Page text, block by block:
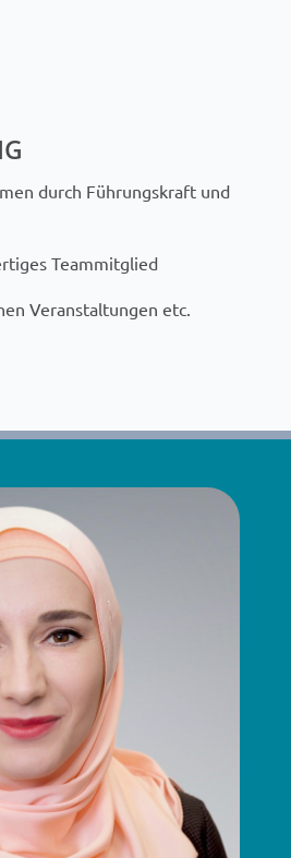
durch Führungskraft und
Teammitglied
Veranstaltungen etc.